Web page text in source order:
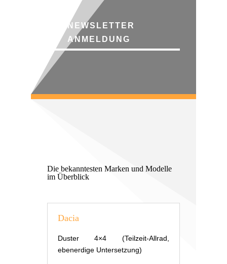
NEWSLETTER
ANMELDUNG
Die bekanntesten Marken und Modelle
im Überblick
Dacia
Duster 4×4 (Teilzeit-Allrad,
ebenerdige Untersetzung)